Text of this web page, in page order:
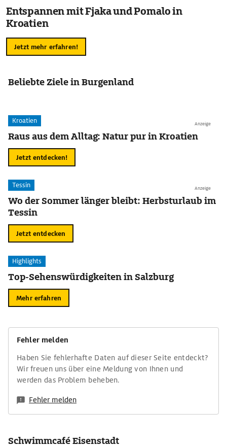
Entspannen mit Fjaka und Pomalo in
Kroatien
Jetzt mehr erfahren!
Beliebte Ziele in Burgenland
Anzeige
Kroatien
Raus aus dem Alltag: Natur pur in Kroatien
Jetzt entdecken!
Anzeige
Tessin
Wo der Sommer länger bleibt: Herbsturlaub im
Tessin
Jetzt entdecken
Highlights
Top-Sehenswürdigkeiten in Salzburg
Mehr erfahren
Fehler melden
Haben Sie fehlerhafte Daten auf dieser Seite entdeckt?
Wir freuen uns über eine Meldung von Ihnen und
werden das Problem beheben.
Fehler melden
Schwimmcafé Eisenstadt